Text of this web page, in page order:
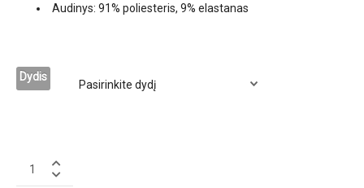
Audinys: 91% poliesteris, 9% elastanas
Dydis
CAIN